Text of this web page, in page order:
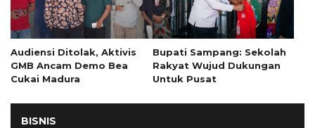
Audiensi Ditolak, Aktivis
GMB Ancam Demo Bea
Cukai Madura
Bupati Sampang: Sekolah
Rakyat Wujud Dukungan
Untuk Pusat
BISNIS